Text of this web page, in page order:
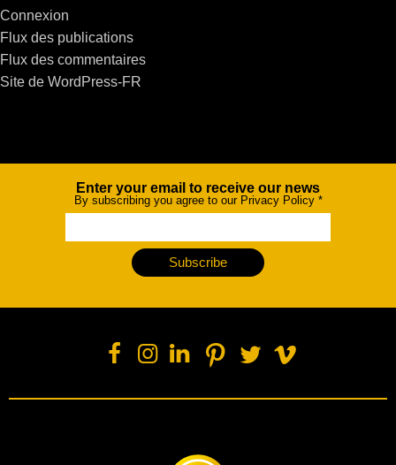
Connexion
Flux des publications
Flux des commentaires
Site de WordPress-FR
NewsletterEnter your email to receive our news
By subscribing you agree to our Privacy Policy *
Subscribe